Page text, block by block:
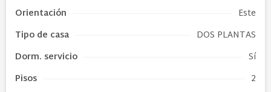
Orientación
Este
Tipo de casa
DOS PLANTAS
Dorm. servicio
Sí
Pisos
2